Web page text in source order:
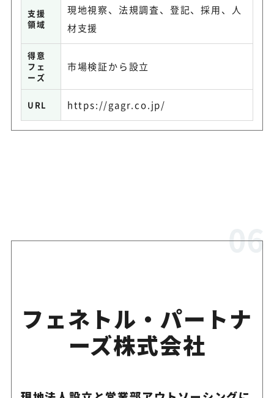
支援
領域
現地視察、法規調査、登記、採用、人
材支援
得意
フェ
ーズ
市場検証から設立
URL https://gagr.co.jp/
フェネトル・パートナ
ーズ株式会社